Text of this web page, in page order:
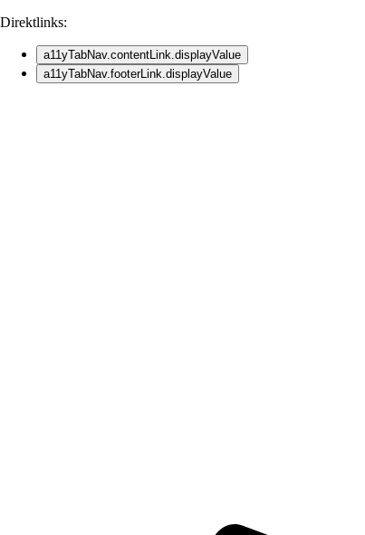
Direktlinks:
a11yTabNav.contentLink.displayValue
a11yTabNav.footerLink.displayValue